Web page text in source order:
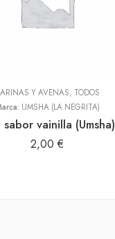
,TODOSY AVENAS, TODOS
UMSHA (LA NEGRITA)
sabor vainilla (Umsha)
2,00 €